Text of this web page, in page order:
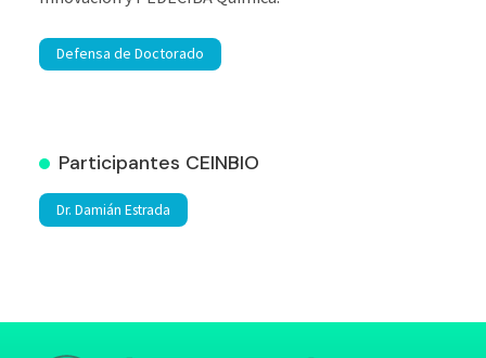
Defensa de Doctorado
Participantes CEINBIO
Dr. Damián Estrada